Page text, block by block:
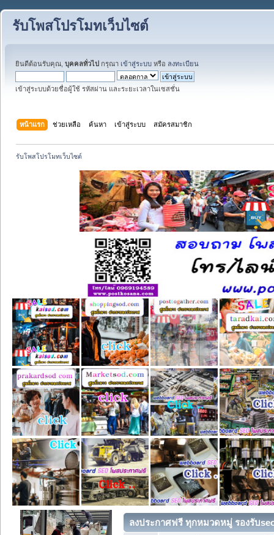
รับโพสโปรโมทเว็บไซต์
ยินดีต้อนรับคุณ, บุคคลทั่วไป กรุณา เข้าสู่ระบบ หรือ ลงทะเบียน
เข้าสู่ระบบด้วยชื่อผู้ใช้ รหัสผ่าน และระยะเวลาในเซสชั่น
หน้าแรก ช่วยเหลือ ค้นหา เข้าสู่ระบบ สมัครสมาชิก
รับโพสโปรโมทเว็บไซต์
ลงประกาศฟรี ทุกหมวดหมู่ รองรับ